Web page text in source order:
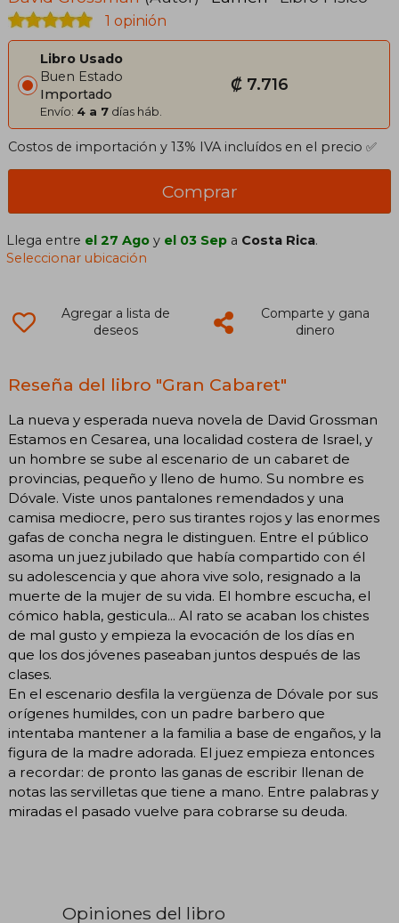
1 opinión
Libro Usado
Buen Estado
Importado
Envío: 4 a 7 días háb.
₡ 7.716
Costos de importación y 13% IVA incluídos en el precio ✅
Comprar
Llega entre el 27 Ago y el 03 Sep a Costa Rica.
Seleccionar ubicación
Agregar a lista de
deseos
Comparte y gana
dinero
Reseña del libro "Gran Cabaret"
La nueva y esperada nueva novela de David Grossman
Estamos en Cesarea, una localidad costera de Israel, y
un hombre se sube al escenario de un cabaret de
provincias, pequeño y lleno de humo. Su nombre es
Dóvale. Viste unos pantalones remendados y una
camisa mediocre, pero sus tirantes rojos y las enormes
gafas de concha negra le distinguen. Entre el público
asoma un juez jubilado que había compartido con él
su adolescencia y que ahora vive solo, resignado a la
muerte de la mujer de su vida. El hombre escucha, el
cómico habla, gesticula... Al rato se acaban los chistes
de mal gusto y empieza la evocación de los días en
que los dos jóvenes paseaban juntos después de las
clases.
En el escenario desfila la vergüenza de Dóvale por sus
orígenes humildes, con un padre barbero que
intentaba mantener a la familia a base de engaños, y la
figura de la madre adorada. El juez empieza entonces
a recordar: de pronto las ganas de escribir llenan de
notas las servilletas que tiene a mano. Entre palabras y
miradas el pasado vuelve para cobrarse su deuda.
Opiniones del libro